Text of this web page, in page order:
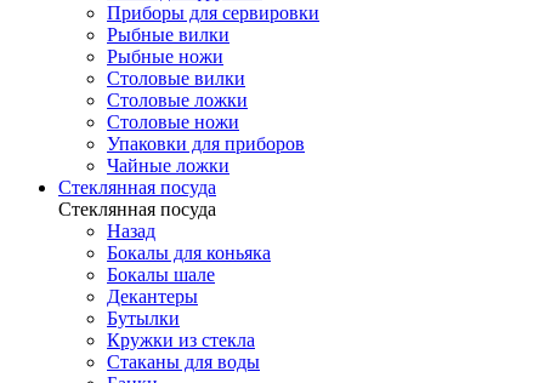
Приборы для сервировки
Рыбные вилки
Рыбные ножи
Столовые вилки
Столовые ложки
Столовые ножи
Упаковки для приборов
Чайные ложки
Стеклянная посуда
Стеклянная посуда
Назад
Бокалы для коньяка
Бокалы шале
Декантеры
Бутылки
Кружки из стекла
Стаканы для воды